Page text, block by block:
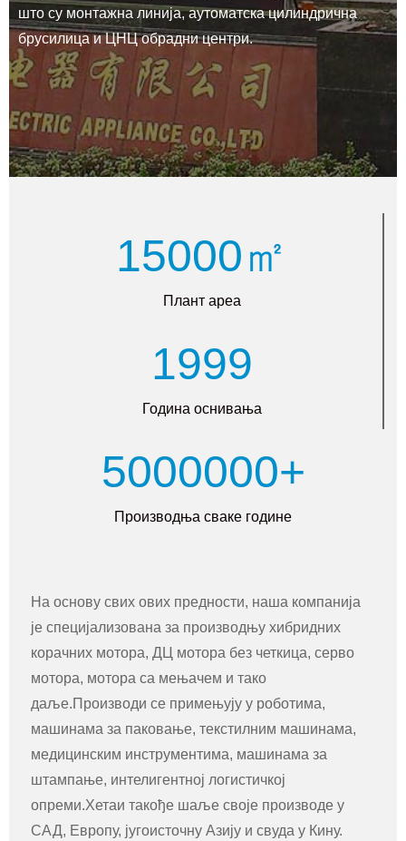
што су монтажна линија, аутоматска цилиндрична
брусилица и ЦНЦ обрадни центри.
15000㎡
Плант ареа
1999
Година оснивања
5000000+
Производња сваке године
На основу свих ових предности, наша компанија
је специјализована за производњу хибридних
корачних мотора, ДЦ мотора без четкица, серво
мотора, мотора са мењачем и тако
даље.Производи се примењују у роботима,
машинама за паковање, текстилним машинама,
медицинским инструментима, машинама за
штампање, интелигентној логистичкој
опреми.Хетаи такође шаље своје производе у
САД, Европу, југоисточну Азију и свуда у Кину.